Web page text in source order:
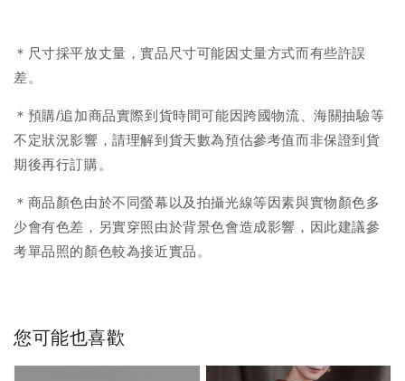
＊尺寸採平放丈量，實品尺寸可能因丈量方式而有些許誤
差。
＊預購/追加商品實際到貨時間可能因跨國物流、海關抽驗等
不定狀況影響，請理解到貨天數為預估參考值而非保證到貨
期後再行訂購。
＊商品顏色由於不同螢幕以及拍攝光線等因素與實物顏色多
少會有色差，另實穿照由於背景色會造成影響，因此建議參
考單品照的顏色較為接近實品。
您可能也喜歡